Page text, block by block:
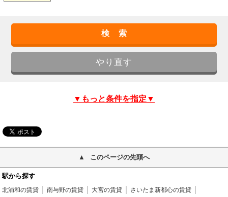
▼もっと条件を指定▼
このページの先頭へ
駅から探す
北浦和の賃貸 南与野の賃貸 大宮の賃貸
さいたま新都心の賃貸